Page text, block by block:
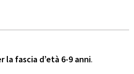
la fascia d’età 6-9 anni.